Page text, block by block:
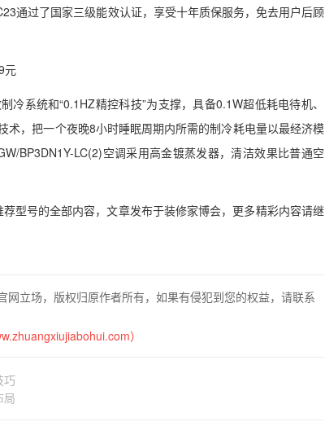
通过了国家三级能效认证，享受十年质保服务，免去用户后顾
元
冷系统和“0.1HZ精控科技”为支撑，具备0.1W超低耗电待机、
术，把一个夜晚8小时睡眠周期内所需的制冷耗电量以最经济模
BP3DN1Y-LC(2)空调采用高金镀蒸发器，清洁效果比普通空
型号的全部内容，文章发布于装修家博会，更多精彩内容请继
立场，版权归原作者所有，如果有侵犯到您的权益，请联系
）
巧
局